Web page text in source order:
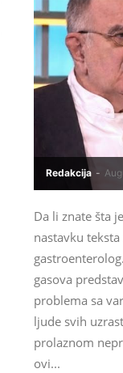
Redakcija -
Da li znate šta
nastavku
gasova
problema sa
ljude svih
prolaznom
ovi...